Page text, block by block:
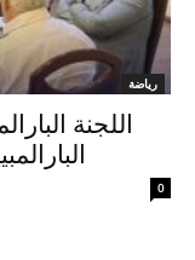
رياضة
اللجنة
البارالمبيين 5 أغسطس
0